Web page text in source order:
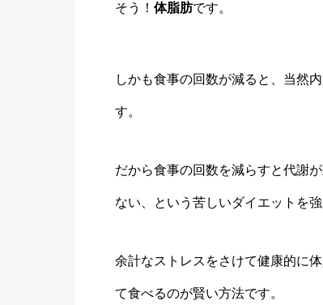
そう！ 体脂肪です。
しかも食事の回数が減ると、当然
す。
だから食事の回数を減らすと代謝
ない、という苦しいダイエットを
余計なストレスをさけて健康的に
て食べるのが賢い方法です。